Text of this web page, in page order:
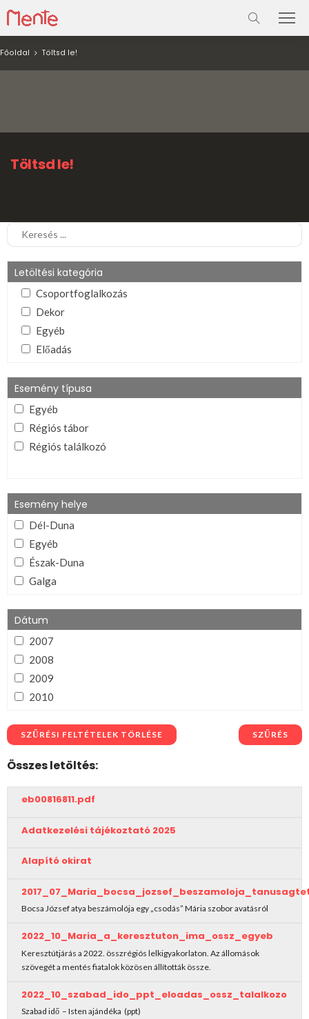
Főoldal Töltsd le!
Töltsd le!
Letöltési kategória
Csoportfoglalkozás
Dekor
Egyéb
Előadás
Eszközleírás
Ima
Játék
Lelkészség és régiói dokumentumai
Program
Tanúságtétel
VIFI alapítvány dokumentumai
Esemény típusa
Egyéb
Régiós tábor
Régiós találkozó
Esemény helye
Dél-Duna
Egyéb
Észak-Duna
Galga
Összerégiós
Tisza
Zagyva
Dátum
2007
2008
2009
2010
2012
2014
2015
2017
2019
2023
SZŰRÉSI FELTÉTELEK TÖRLÉSE SZŰRÉS
Összes letöltés:
eb00816811.pdf
Adatkezelési tájékoztató 2025
Alapító okirat
Bocsa József atya beszámolója egy „csodás” Mária szobor avatásról
2022_10_Maria_a_keresztuton_ima_ossz_egyeb
Keresztútjárás a 2022. összrégiós lelkigyakorlaton. Az állomások
szövegét a mentés fiatalok közösen állították össze.
2022_10_szabad_ido_ppt_eloadas_ossz_talalkozo
Szabad idő – Isten ajándéka (ppt)